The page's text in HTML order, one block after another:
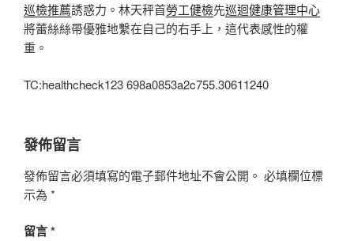
巡檢推薦誘惑力。林天秤首勞工健檢先巡迴健康管理中心
將蕾絲絲帶優雅地繫在自己的右手上，這代表感性的權
重。
TC:healthcheck123 698a0853a2c755.30611240
發佈留言
發佈留言必須填寫的電子郵件地址不會公開。 必填欄位標
示為 *
留言*